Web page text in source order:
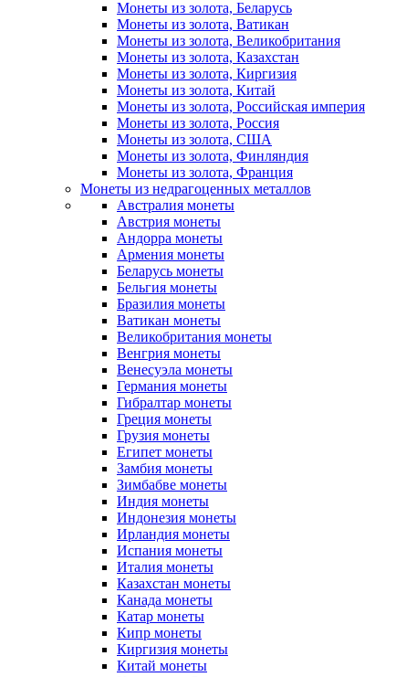
Монеты из золота, Беларусь
Монеты из золота, Ватикан
Монеты из золота, Великобритания
Монеты из золота, Казахстан
Монеты из золота, Киргизия
Монеты из золота, Китай
Монеты из золота, Российская империя
Монеты из золота, Россия
Монеты из золота, США
Монеты из золота, Финляндия
Монеты из золота, Франция
Монеты из недрагоценных металлов
Австралия монеты
Австрия монеты
Андорра монеты
Армения монеты
Беларусь монеты
Бельгия монеты
Бразилия монеты
Ватикан монеты
Великобритания монеты
Венгрия монеты
Венесуэла монеты
Германия монеты
Гибралтар монеты
Греция монеты
Грузия монеты
Египет монеты
Замбия монеты
Зимбабве монеты
Индия монеты
Индонезия монеты
Ирландия монеты
Испания монеты
Италия монеты
Казахстан монеты
Канада монеты
Катар монеты
Кипр монеты
Киргизия монеты
Китай монеты